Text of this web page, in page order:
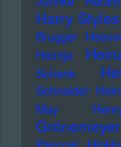
Harry Styles
Brugger
Heintje
Schenk
Schneider
May
Grönemeyer